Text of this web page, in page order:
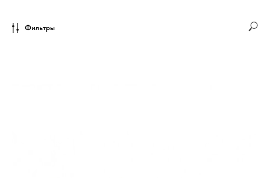
Фильтры